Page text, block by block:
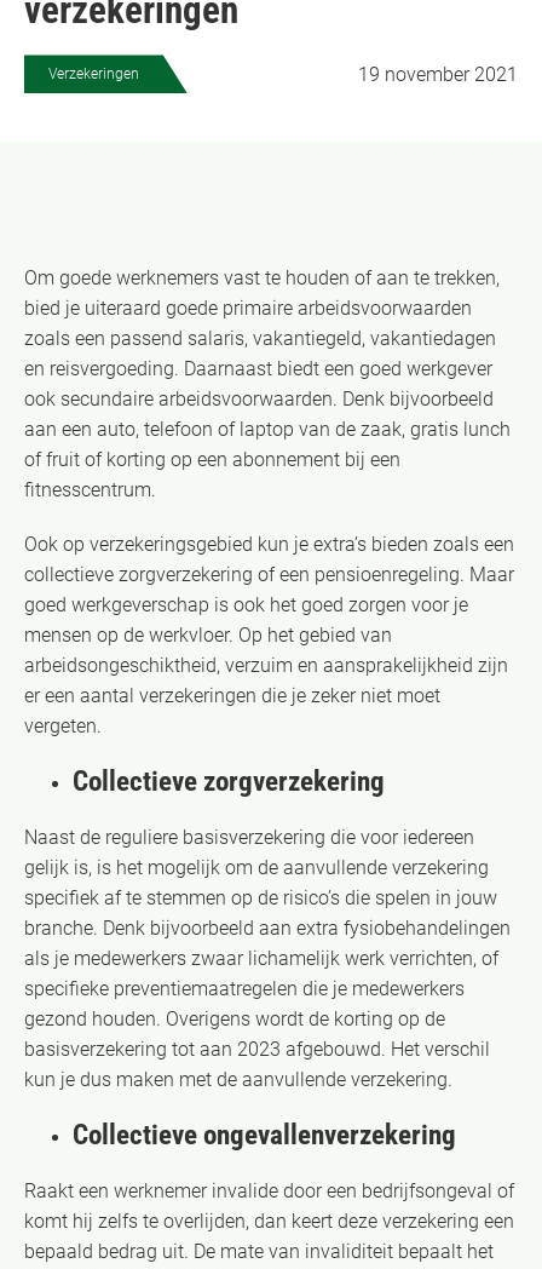
verzekeringen
Verzekeringen 19 november 2021
Om goede werknemers vast te houden of aan te trekken,
bied je uiteraard goede primaire arbeidsvoorwaarden
zoals een passend salaris, vakantiegeld, vakantiedagen
en reisvergoeding. Daarnaast biedt een goed werkgever
ook secundaire arbeidsvoorwaarden. Denk bijvoorbeeld
aan een auto, telefoon of laptop van de zaak, gratis lunch
of fruit of korting op een abonnement bij een
fitnesscentrum.
Ook op verzekeringsgebied kun je extra’s bieden zoals een
collectieve zorgverzekering of een pensioenregeling. Maar
goed werkgeverschap is ook het goed zorgen voor je
mensen op de werkvloer. Op het gebied van
arbeidsongeschiktheid, verzuim en aansprakelijkheid zijn
er een aantal verzekeringen die je zeker niet moet
vergeten.
Collectieve zorgverzekering
Naast de reguliere basisverzekering die voor iedereen
gelijk is, is het mogelijk om de aanvullende verzekering
specifiek af te stemmen op de risico’s die spelen in jouw
branche. Denk bijvoorbeeld aan extra fysiobehandelingen
als je medewerkers zwaar lichamelijk werk verrichten, of
specifieke preventiemaatregelen die je medewerkers
gezond houden. Overigens wordt de korting op de
basisverzekering tot aan 2023 afgebouwd. Het verschil
kun je dus maken met de aanvullende verzekering.
Collectieve ongevallenverzekering
Raakt een werknemer invalide door een bedrijfsongeval of
komt hij zelfs te overlijden, dan keert deze verzekering een
bepaald bedrag uit. De mate van invaliditeit bepaalt het